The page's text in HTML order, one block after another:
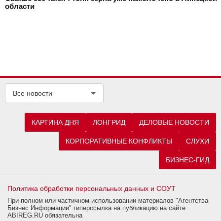
области
Все новости
КАРТИНА ДНЯ ЛОНГРИД ДЕЛОВЫЕ НОВОСТИ
КОРПОРАТИВНЫЕ КОНФЛИКТЫ СЛУХИ
БИЗНЕС-ГИД
Политика обработки персональных данных и СОУТ
При полном или частичном использовании материалов "Агентства
Бизнес Информации" гиперссылка на публикацию на сайте
ABIREG.RU обязательна